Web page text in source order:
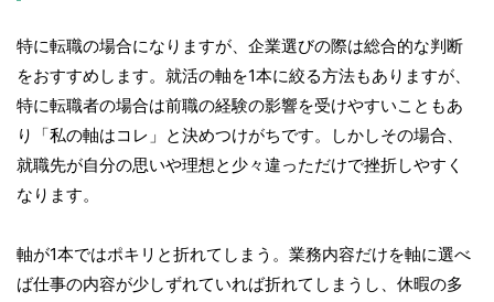
特に転職の場合になりますが、企業選びの際は総合的な判断
をおすすめします。就活の軸を1本に絞る方法もありますが、
特に転職者の場合は前職の経験の影響を受けやすいこともあ
り「私の軸はコレ」と決めつけがちです。しかしその場合、
就職先が自分の思いや理想と少々違っただけで挫折しやすく
なります。
軸が1本ではポキリと折れてしまう。業務内容だけを軸に選べ
ば仕事の内容が少しずれていれば折れてしまうし、休暇の多